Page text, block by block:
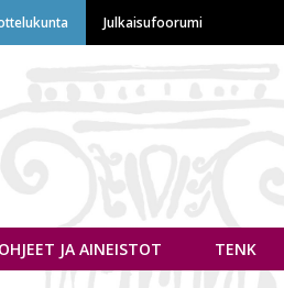
Julkaisufoorumi
OHJEET JA AINEISTOT TENK